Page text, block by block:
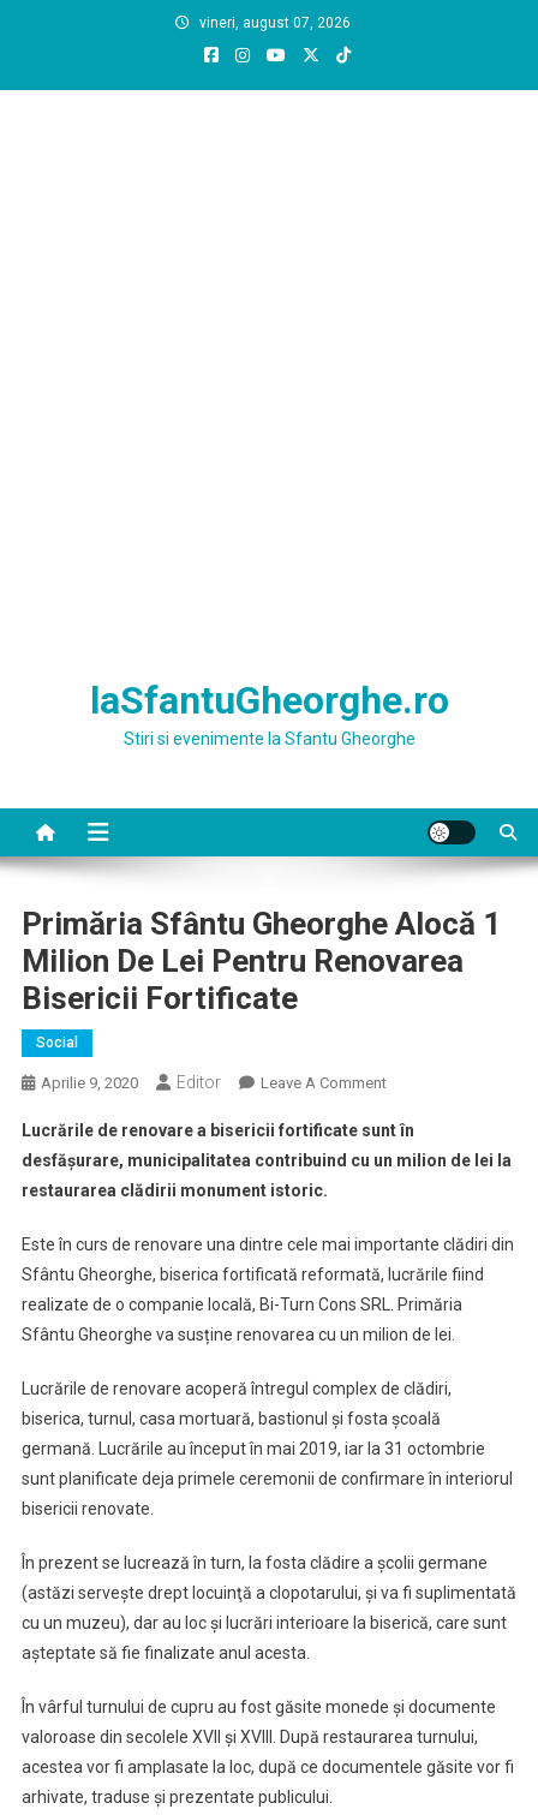
vineri, august 07, 2026
laSfantuGheorghe.ro
Stiri si evenimente la Sfantu Gheorghe
Primăria Sfântu Gheorghe Alocă 1
Milion De Lei Pentru Renovarea
Bisericii Fortificate
Social
Aprilie 9, 2020 Editor Leave A CommentOn
Sfântu
Gheorghe
Milion
De
Lei
Pentru
Bisericii
Fortificate
Lucrările de renovare a bisericii fortificate sunt în
desfășurare, municipalitatea contribuind cu un milion de lei la
restaurarea clădirii monument istoric.
Este în curs de renovare una dintre cele mai importante clădiri din
Sfântu Gheorghe, biserica fortificată reformată, lucrările fiind
realizate de o companie locală, Bi-Turn Cons SRL. Primăria
Sfântu Gheorghe va susține renovarea cu un milion de lei.
Lucrările de renovare acoperă întregul complex de clădiri,
biserica, turnul, casa mortuară, bastionul și fosta școală
germană. Lucrările au început în mai 2019, iar la 31 octombrie
sunt planificate deja primele ceremonii de confirmare în interiorul
bisericii renovate.
În prezent se lucrează în turn, la fosta clădire a școlii germane
(astăzi servește drept locuinţă a clopotarului, şi va fi suplimentată
cu un muzeu), dar au loc şi lucrări interioare la biserică, care sunt
așteptate să fie finalizate anul acesta.
În vârful turnului de cupru au fost găsite monede şi documente
valoroase din secolele XVII și XVIII. După restaurarea turnului,
acestea vor fi amplasate la loc, după ce documentele găsite vor fi
arhivate, traduse și prezentate publicului.